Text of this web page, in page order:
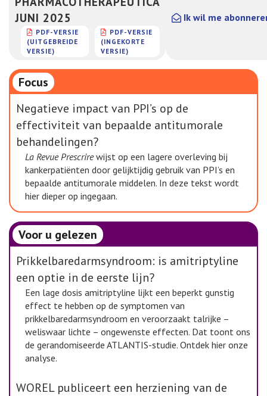
JUNI 2025
PDF-VERSIE
(UITGEBREIDE
VERSIE)
PDF-VERSIE
(INGEKORTE
VERSIE)
Ik wil me
Focus
Negatieve impact van PPI’s op de
effectiviteit van bepaalde antitumorale
behandelingen?
La Revue Prescrirewijst op een lagere overleving bij
kankerpatiënten door gelijktijdig gebruik van PPI’s en
bepaalde antitumorale middelen. In deze tekst wordt
hier dieper op ingegaan.
Voor u gelezen
Prikkelbaredarmsyndroom: is amitriptyline
een optie in de eerste lijn?
Een lage dosis amitriptyline lijkt een beperkt gunstig
effect te hebben op de symptomen van
prikkelbaredarmsyndroom en veroorzaakt talrijke –
weliswaar lichte – ongewenste effecten. Dat toont ons
de gerandomiseerde ATLANTIS-studie. Ontdek hier onze
analyse.
WOREL publiceert een herziening van de